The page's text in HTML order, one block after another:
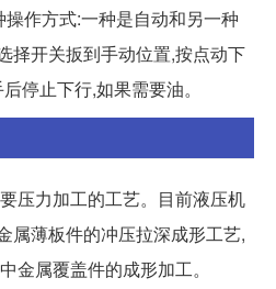
作方式:一种是自动和另一种
择开关扳到手动位置,按点动下
停止下行,如果需要油。
压力加工的工艺。目前液压机
属薄板件的冲压拉深成形工艺,
金属覆盖件的成形加工。